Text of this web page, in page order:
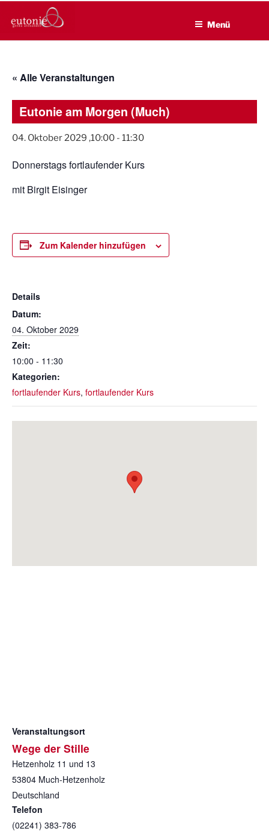
Inhalt
EUTONIE.DE
Lebensbalance durch körperliche Selbsterfahrung
Menü
« Alle Veranstaltungen
Eutonie am Morgen (Much)
04. Oktober 2029 ,10:00 - 11:30
Donnerstags fortlaufender Kurs
mit Birgit Eisinger
Zum Kalender hinzufügen
Details
Datum:
04. Oktober 2029
Zeit:
10:00 - 11:30
Kategorien:
fortlaufender Kurs, fortlaufender Kurs
Veranstaltungsort
Wege der Stille
Hetzenholz 11 und 13
53804 Much-Hetzenholz
Deutschland
Telefon
(02241) 383-786